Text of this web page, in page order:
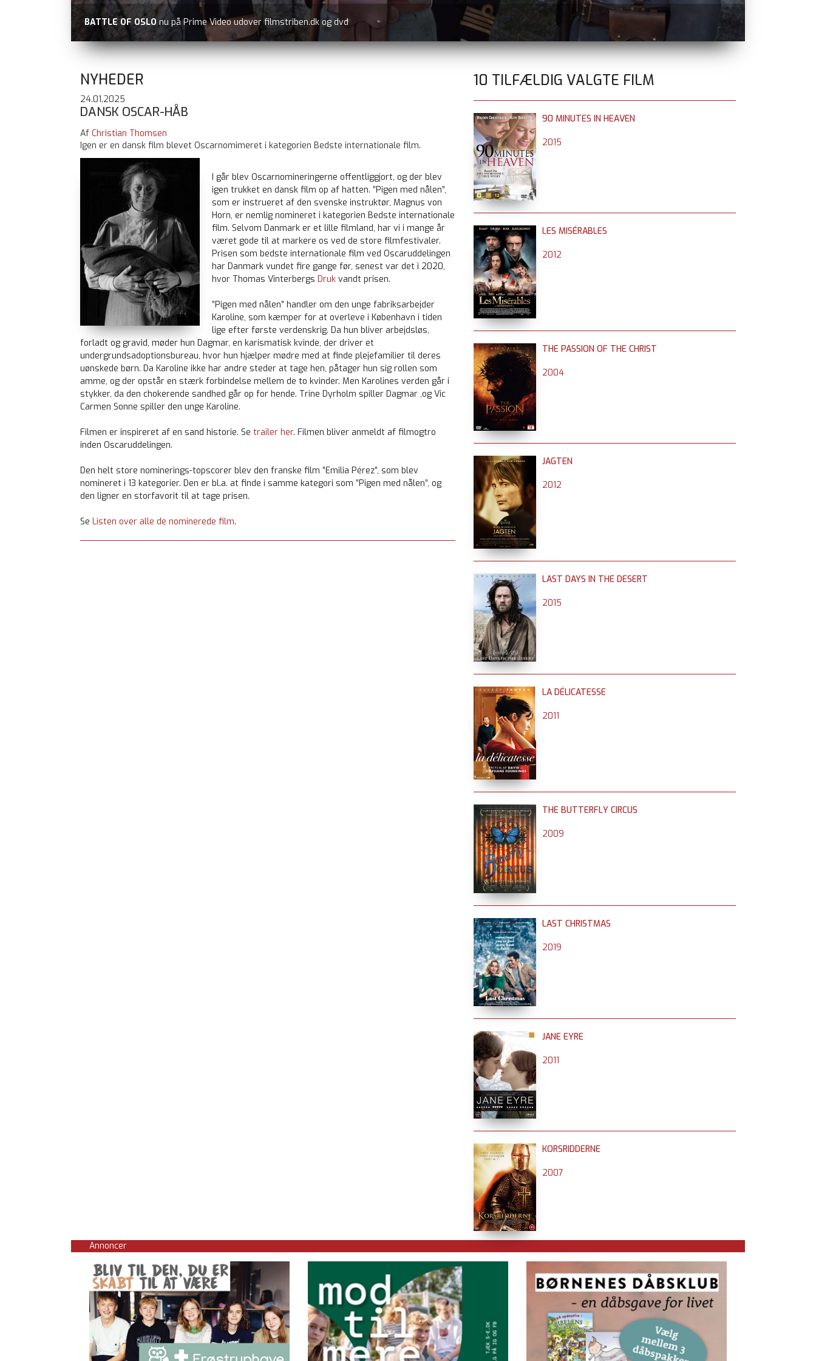
BATTLE OF OSLO nu på Prime Video udover filmstriben.dk og dvd
NYHEDER
24.01.2025
DANSK OSCAR-HÅB
Af Christian Thomsen
Igen er en dansk film blevet Oscarnomimeret i kategorien Bedste internationale film.
I går blev Oscarnomineringerne offentliggjort, og der blev
igen trukket en dansk film op af hatten. ”Pigen med nålen”,
som er instrueret af den svenske instruktør, Magnus von
Horn, er nemlig nomineret i kategorien Bedste internationale
film. Selvom Danmark er et lille filmland, har vi i mange år
været gode til at markere os ved de store filmfestivaler.
Prisen som bedste internationale film ved Oscaruddelingen
har Danmark vundet fire gange før, senest var det i 2020,
hvor Thomas Vinterbergs Druk vandt prisen.
”Pigen med nålen” handler om den unge fabriksarbejder
Karoline, som kæmper for at overleve i København i tiden
lige efter første verdenskrig. Da hun bliver arbejdsløs,
forladt og gravid, møder hun Dagmar, en karismatisk kvinde, der driver et
undergrundsadoptionsbureau, hvor hun hjælper mødre med at finde plejefamilier til deres
uønskede børn. Da Karoline ikke har andre steder at tage hen, påtager hun sig rollen som
amme, og der opstår en stærk forbindelse mellem de to kvinder. Men Karolines verden går i
stykker, da den chokerende sandhed går op for hende. Trine Dyrholm spiller Dagmar ,og Vic
Carmen Sonne spiller den unge Karoline.
Filmen er inspireret af en sand historie. Se trailer her. Filmen bliver anmeldt af filmogtro
inden Oscaruddelingen.
Den helt store nominerings-topscorer blev den franske film ”Emilia Pérez”, som blev
nomineret i 13 kategorier. Den er bl.a. at finde i samme kategori som ”Pigen med nålen”, og
den ligner en storfavorit til at tage prisen.
Se Listen over alle de nominerede film.
10 TILFÆLDIG VALGTE FILM
90 MINUTES IN HEAVEN
2015
LES MISÉRABLES
2012
THE PASSION OF THE CHRIST
2004
JAGTEN
2012
LAST DAYS IN THE DESERT
2015
LA DÉLICATESSE
2011
THE BUTTERFLY CIRCUS
2009
LAST CHRISTMAS
2019
JANE EYRE
2011
KORSRIDDERNE
2007
Annoncer